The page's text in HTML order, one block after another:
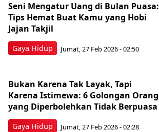
Gaya Hidup
Seni Mengatur Uang di Bulan Puasa:
Tips Hemat Buat Kamu yang Hobi
Jajan Takjil
Jumat, 27 Feb 2026 - 02:50
Gaya Hidup
Bukan Karena Tak Layak, Tapi
Karena Istimewa: 6 Golongan Orang
yang Diperbolehkan Tidak Berpuasa
Jumat, 27 Feb 2026 - 02:28